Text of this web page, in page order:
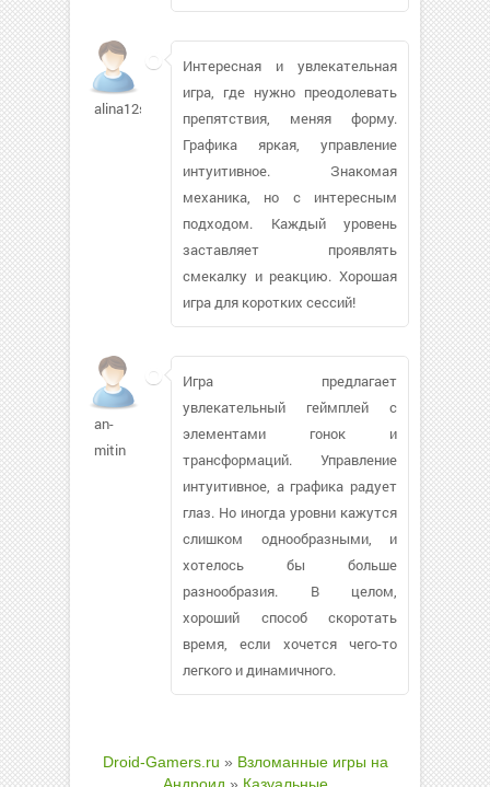
alina12s635
Интересная и увлекательная
игра, где нужно преодолевать
препятствия, меняя форму.
Графика яркая, управление
интуитивное. Знакомая
механика, но с интересным
подходом. Каждый уровень
заставляет проявлять
смекалку и реакцию. Хорошая
игра для коротких сессий!
an-
mitin
Игра предлагает
увлекательный геймплей с
элементами гонок и
трансформаций. Управление
интуитивное, а графика радует
глаз. Но иногда уровни кажутся
слишком однообразными, и
хотелось бы больше
разнообразия. В целом,
хороший способ скоротать
время, если хочется чего-то
легкого и динамичного.
Droid-Gamers.ru » Взломанные игры на